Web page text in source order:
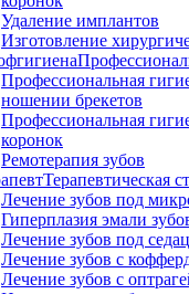
Удаление имплантов
Изготовление
Профессиональная
ношении брекетов
Профессиональная
коронок
Ремотерапия зубов
Терапевтическая
Лечение зубов под
Гиперплазия эмали
Лечение зубов под
Лечение зубов с
Лечение зубов с